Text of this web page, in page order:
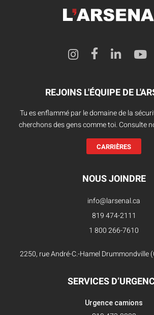
REJOINS L'ÉQUIPE DE
Tu es enflammé par le domaine de la
cherchons des gens comme toi. Consulte
CARRIÈRES
NOUS JOINDRE
info@larsenal.ca
819 474-2111
1 800 266-7610
2250, rue André-C.-Hamel Drummondville
SERVICES
Urgence camions